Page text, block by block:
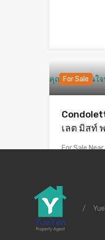
คุณอาจจะสนใ
For Sale
เลต มิสท์
For Sale
ขาย
/